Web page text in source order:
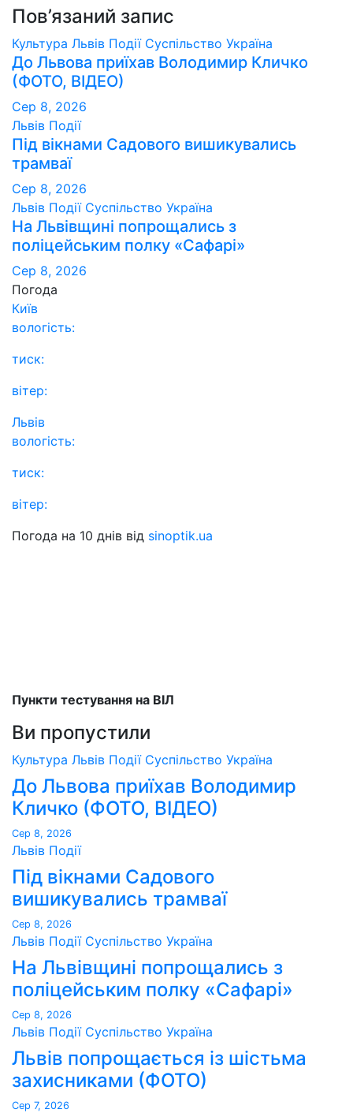
Пов’язаний запис
Культура Львів Події Суспільство Україна
До Львова приїхав Володимир Кличко
(ФОТО, ВІДЕО)
Сер 8, 2026
Львів Події
Під вікнами Садового вишикувались
трамваї
Сер 8, 2026
Львів Події Суспільство Україна
На Львівщині попрощались з
поліцейським полку «Сафарі»
Сер 8, 2026
Погода
Київ
вологість:
тиск:
вітер:
Львів
вологість:
тиск:
вітер:
Погода на 10 днів від sinoptik.ua
Пункти тестування на ВІЛ
Ви пропустили
Культура Львів Події Суспільство Україна
До Львова приїхав Володимир
Кличко (ФОТО, ВІДЕО)
Сер 8, 2026
Львів Події
Під вікнами Садового
вишикувались трамваї
Сер 8, 2026
Львів Події Суспільство Україна
На Львівщині попрощались з
поліцейським полку «Сафарі»
Сер 8, 2026
Львів Події Суспільство Україна
Львів попрощається із шістьма
захисниками (ФОТО)
Сер 7, 2026